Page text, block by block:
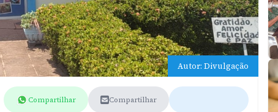
Autor: Divulgação
Compartilhar Compartilhar